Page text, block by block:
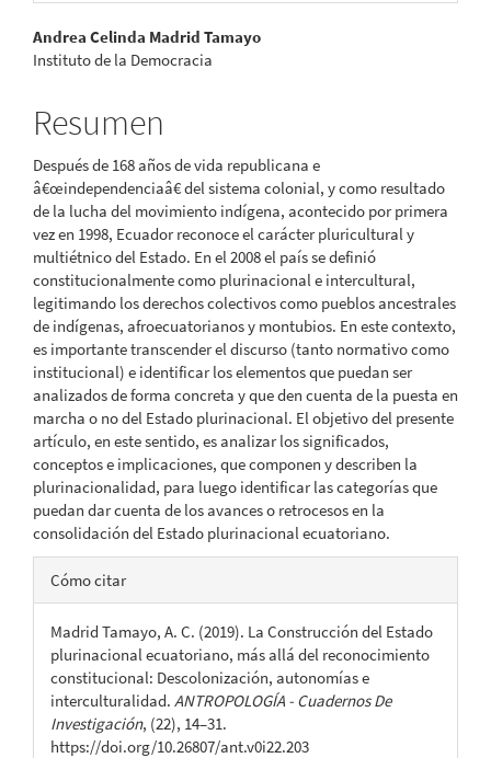
Contenido
principal
del
artículo
Andrea Celinda Madrid Tamayo
Instituto de la Democracia
Resumen
Después de 168 años de vida republicana e
â€œindependenciaâ€ del sistema colonial, y como resultado
de la lucha del movimiento indígena, acontecido por primera
vez en 1998, Ecuador reconoce el carácter pluricultural y
multiétnico del Estado. En el 2008 el país se definió
constitucionalmente como plurinacional e intercultural,
legitimando los derechos colectivos como pueblos ancestrales
de indígenas, afroecuatorianos y montubios. En este contexto,
es importante transcender el discurso (tanto normativo como
institucional) e identificar los elementos que puedan ser
analizados de forma concreta y que den cuenta de la puesta en
marcha o no del Estado plurinacional. El objetivo del presente
artículo, en este sentido, es analizar los significados,
conceptos e implicaciones, que componen y describen la
plurinacionalidad, para luego identificar las categorías que
puedan dar cuenta de los avances o retrocesos en la
consolidación del Estado plurinacional ecuatoriano.
Detalles
del
artículo
Cómo citar
Madrid Tamayo, A. C. (2019). La Construcción del Estado
plurinacional ecuatoriano, más allá del reconocimiento
constitucional: Descolonización, autonomías e
interculturalidad. ANTROPOLOGÍA - Cuadernos De
Investigación, (22), 14–31.
https://doi.org/10.26807/ant.v0i22.203